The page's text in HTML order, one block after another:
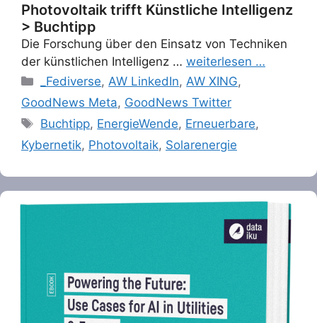
Photovoltaik trifft Künstliche Intelligenz
> Buchtipp
Die Forschung über den Einsatz von Techniken
der künstlichen Intelligenz … weiterlesen …
Categories
_Fediverse, AW LinkedIn, AW XING,
GoodNews Meta, GoodNews Twitter
Tags
Buchtipp, EnergieWende, Erneuerbare,
Kybernetik, Photovoltaik, Solarenergie